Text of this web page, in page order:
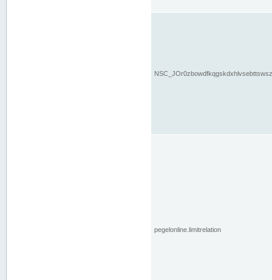
pegelonline.limitrelation